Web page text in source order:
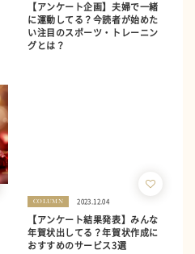
【アンケート企画】夫婦で一緒
に運動してる？今読者が始めた
い注目のスポーツ・トレーニン
グとは？
COLUMN 2023.12.04
【アンケート結果発表】みんな
年賀状出してる？年賀状作成に
おすすめのサービス3選